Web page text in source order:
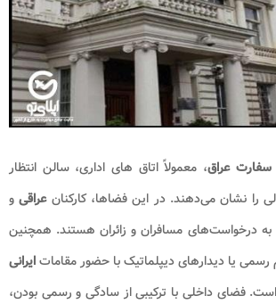
سفارت عراق، معمولاً اتاق‌ های اداری، سالن انتظار
را نشان می‌دهند. در این فضاها، کارکنانعراقی و
درخواست‌های مسافران و زائران هستند. همچنین
رسمی یا دیدارهای دیپلماتیک با حضور مقاماتایرانی
فضای داخلی با ترکیبی از سادگی و رسمی بودن،